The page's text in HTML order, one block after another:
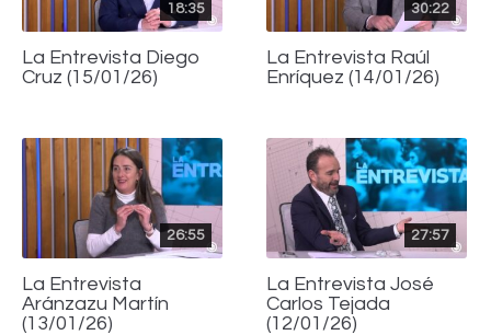
18:35
La Entrevista Diego
Cruz (15/01/26)
30:22
La Entrevista Raúl
Enríquez (14/01/26)
26:55
La Entrevista
Aránzazu Martín
(13/01/26)
27:57
La Entrevista José
Carlos Tejada
(12/01/26)